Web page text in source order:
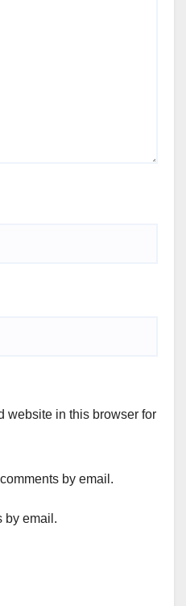
website in this browser for
by email.
by email.